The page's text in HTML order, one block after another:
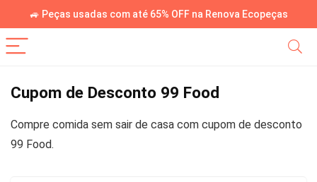
🚙 Peças usadas com até 65% OFF na Renova Ecopeças
Cupom de Desconto 99 Food
Compre comida sem sair de casa com cupom de desconto
99 Food.